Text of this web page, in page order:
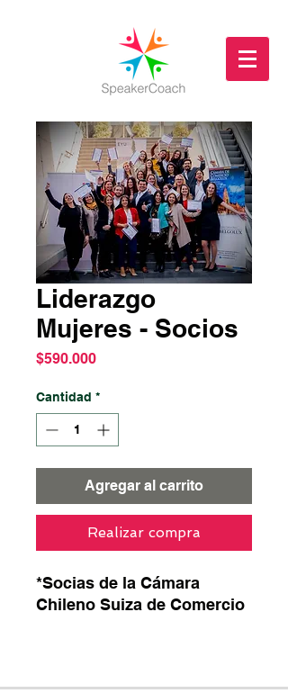
Liderazgo
Mujeres - Socios
$590.000Precio
Cantidad *
Agregar al carrito
Realizar compra
*Socias de la Cámara
Chileno Suiza de Comercio